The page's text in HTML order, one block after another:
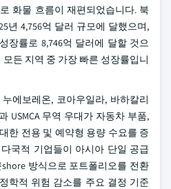
화물 흐름이 재편되었습니다. 북
년 4,756억 달러 규모에 달했으며,
장률로 8,746억 달러에 달할 것으
든 지역 중 가장 빠른 성장률입니
에보레온, 코아우일라, 바하칼리
USMCA 무역 우대가 자동차 부품,
한 전용 및 예약형 용량 수요를 증
국적 기업들이 아시아 단일 공급
방식으로 포트폴리오를 전환
학적 위험 감소를 주요 결정 기준